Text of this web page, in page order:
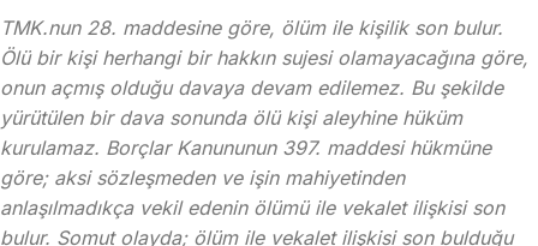
TMK.nun 28. maddesine göre, ölüm ile kişilik son bulur.
Ölü bir kişi herhangi bir hakkın sujesi olamayacağına göre,
onun açmış olduğu davaya devam edilemez. Bu şekilde
yürütülen bir dava sonunda ölü kişi aleyhine hüküm
kurulamaz. Borçlar Kanununun 397. maddesi hükmüne
göre; aksi sözleşmeden ve işin mahiyetinden
anlaşılmadıkça vekil edenin ölümü ile vekalet ilişkisi son
bulur. Somut olayda; ölüm ile vekalet ilişkisi son bulduğu